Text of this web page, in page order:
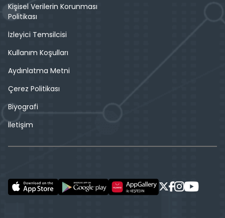
Kişisel Verilerin Korunması
Politikası
İzleyici Temsilcisi
Kullanım Koşulları
Aydınlatma Metni
Çerez Politikası
Biyografi
İletişim